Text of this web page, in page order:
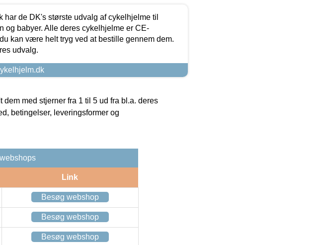
har de DK's største udvalg af cykelhjelme til
og babyer. Alle deres cykelhjelme er CE-
kan være helt tryg ved at bestille gennem dem.
udvalg.
med stjerner fra 1 til 5 ud fra bl.a. deres
betingelser, leveringsformer og
Link
Besøg webshop
Besøg webshop
Besøg webshop